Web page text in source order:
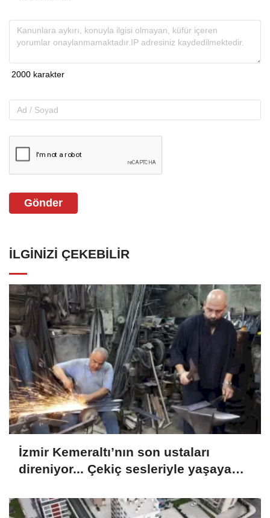
Gönder
İLGINIZI ÇEKEBILIR
İzmir Kemeraltı’nın son ustaları
direniyor... Çekiç sesleriyle yaşayan